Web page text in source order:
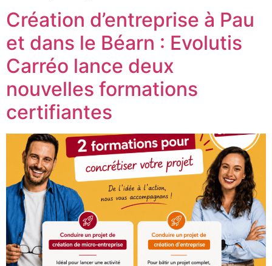
Création d’entreprise à Pau
et dans le Béarn : Evolutis
Carréo lance deux
nouvelles formations
certifiantes